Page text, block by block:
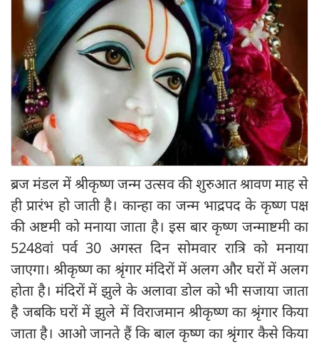
ब्रज मंडल में श्रीकृष्ण जन्म उत्सव की शुरुआत श्रावण माह से
ही प्रारंभ हो जाती है। कान्हा का जन्म भाद्रपद के कृष्‍ण पक्ष
की अष्टमी को मनाया जाता है। इस बार कृष्ण जन्माष्टमी का
5248वां पर्व 30 अगस्त दिन सोमवार रात्रि को मनाया
जाएगा। श्रीकृष्ण का श्रृंगार मंदिरों में अलग और घरों में अलग
होता है। मंदिरों में झुले के अलावा डोल को भी सजाया जाता
है जबकि घरों में झुले में विराजमान श्रीकृष्ण का श्रृंगार किया
जाता है। आओ जानते हैं कि बाल कृष्ण का श्रृंगार कैसे किया